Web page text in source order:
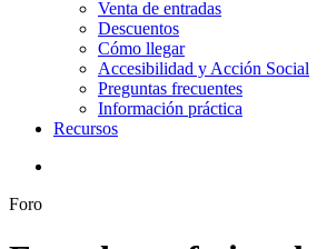
Venta de entradas
Descuentos
Cómo llegar
Accesibilidad y Acción Social
Preguntas frecuentes
Información práctica
Recursos
Foro